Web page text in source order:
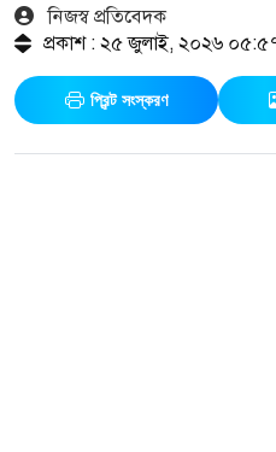
নিজস্ব প্রতিবেদক
প্রকাশ : ২৫ জুলাই, ২০২৬
প্রিন্ট সংস্করণ